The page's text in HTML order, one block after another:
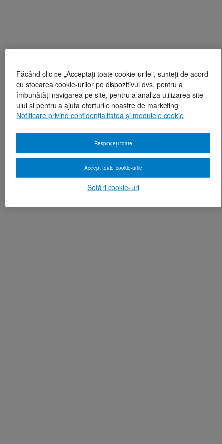
Făcând clic pe „Acceptați toate cookie-urile”, sunteți de acord
cu stocarea cookie-urilor pe dispozitivul dvs. pentru a
îmbunătăți navigarea pe site, pentru a analiza utilizarea site-
ului și pentru a ajuta eforturile noastre de marketing
Notificare privind confidențialitatea și modulele cookie
Setări cookie-uri
Respingeți toate
Accept toate cookie-urile